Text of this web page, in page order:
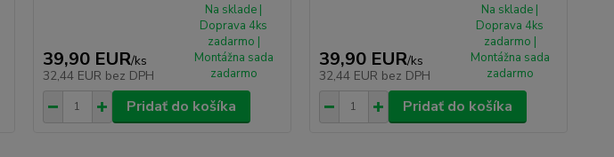
39,90 EUR/ks
32,44 EUR bez DPH
Na sklade |
Doprava 4ks
zadarmo |
Montážna sada
zadarmo
Pridať do košíka
39,90 EUR/ks
32,44 EUR bez DPH
Na sklade |
Doprava 4ks
zadarmo |
Montážna sada
zadarmo
Pridať do košíka